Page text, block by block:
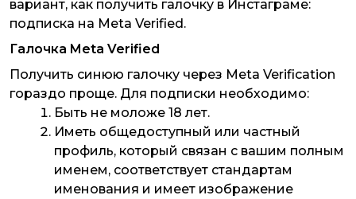
вариант, как получить галочку в Инстаграме:
подписка на Meta Verified.
Галочка Meta Verified
Получить синюю галочку через Meta Verification
гораздо проще. Для подписки необходимо:
Быть не моложе 18 лет.
Иметь общедоступный или частный
профиль, который связан с вашим полным
именем, соответствует стандартам
именования и имеет изображение